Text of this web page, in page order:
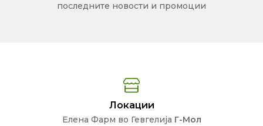
последните новости и промоции
Локации
Елена Фарм во Гевгелија Г-Мол